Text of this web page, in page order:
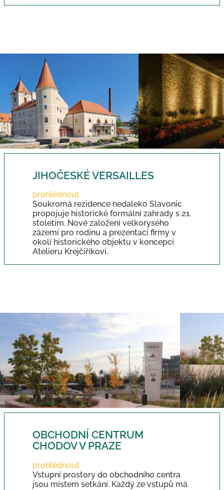
JIHOČESKÉ VERSAILLES
prohlédnout
Soukromá rezidence nedaleko Slavonic
propojuje historické formální zahrady s 21.
stoletím. Nové založení velkorysého
zázemí pro rodinu a prezentaci firmy v
okolí historického objektu v koncepci
Atelieru Krejčiříkovi.
OBCHODNÍ CENTRUM
CHODOV V PRAZE
prohlédnout
Vstupní prostory do obchodního centra
jsou místem setkání. Každý ze vstupů má